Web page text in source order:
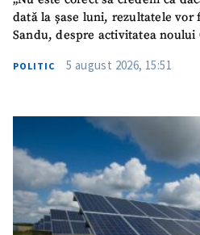
dată la șase luni, rezultatele vor
Sandu, despre activitatea noului
POLITIC 5 august 2026, 15:51
Am citit și sunt de
confidențialitate.